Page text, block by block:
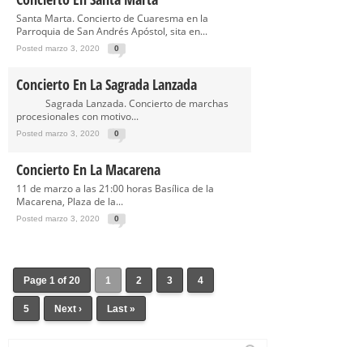
Santa Marta. Concierto de Cuaresma en la
Parroquia de San Andrés Apóstol, sita en...
Posted marzo 3, 2020 0
Concierto En La Sagrada Lanzada
Sagrada Lanzada. Concierto de marchas
procesionales con motivo...
Posted marzo 3, 2020 0
Concierto En La Macarena
11 de marzo a las 21:00 horas Basílica de la
Macarena, Plaza de la...
Posted marzo 3, 2020 0
Page 1 of 20 1 2 3 4
5 Next › Last »